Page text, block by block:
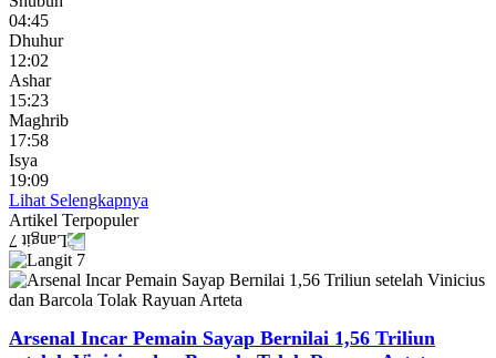
04:45
Dhuhur
12:02
Ashar
15:23
Maghrib
17:58
Isya
19:09
Lihat Selengkapnya
Artikel Terpopuler
Arsenal Incar Pemain Sayap Bernilai 1,56 Triliun